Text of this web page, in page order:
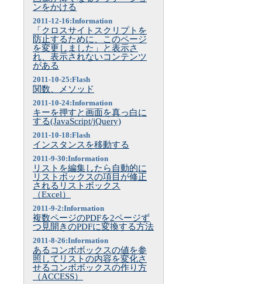
ンをかける
2011-12-16:Information
「クロスサイトスクリプトを
防止するために、このページ
を変更しました」と表示さ
れ、表示されないコンテンツ
がある
2011-10-25:Flash
関数、メソッド
2011-10-24:Information
キーを押すと画面を真っ白に
する(JavaScript/jQuery)
2011-10-18:Flash
インスタンスを移動する
2011-9-30:Information
リストを編集したら自動的に
リストボックスの項目が修正
されるリストボックス
（Excel）
2011-9-2:Information
複数ページのPDFを2ページず
つ見開きのPDFに変換する方法
2011-8-26:Information
あるコンボボックスの値を参
照してリストの内容を変化さ
せるコンボボックスの作り方
（ACCESS）